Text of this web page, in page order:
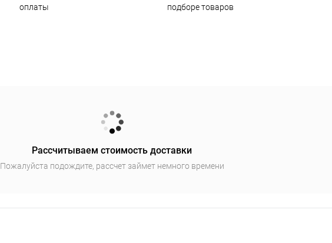
оплаты
подборе товаров
Рассчитываем стоимость доставки
Пожалуйста подождите, рассчет займет немного времени